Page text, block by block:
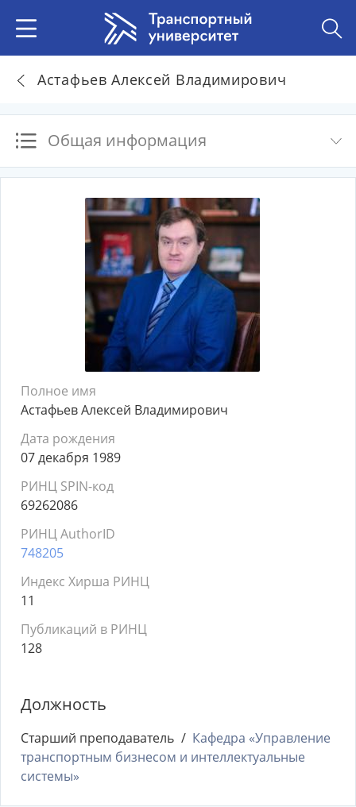
Астафьев Алексей Владимирович
Общая информация
Полное имя
Астафьев Алексей Владимирович
Дата рождения
07 декабря 1989
РИНЦ SPIN-код
69262086
РИНЦ AuthorID
748205
Индекс Хирша РИНЦ
11
Публикаций в РИНЦ
128
Должность
Старший преподаватель
Кафедра «Управление
транспортным бизнесом и интеллектуальные
системы»